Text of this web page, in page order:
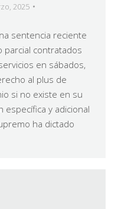
2025
sentencia reciente
parcial contratados
en sábados,
al plus de
si no existe en su
y adicional
ha dictado